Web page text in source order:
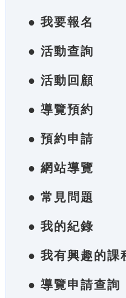
● 我要報名
● 活動查詢
● 活動回顧
● 導覽預約
● 預約申請
● 網站導覽
● 常見問題
● 我的紀錄
● 我有興趣的課
● 導覽申請查詢